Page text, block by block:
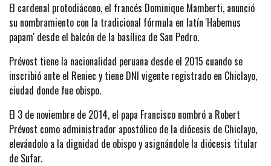
El cardenal protodiácono, el francés Dominique Mamberti, anunció
su nombramiento con la tradicional fórmula en latín 'Habemus
papam' desde el balcón de la basílica de San Pedro.
Prévost tiene la nacionalidad peruana desde el 2015 cuando se
inscribió ante el Reniec y tiene DNI vigente registrado en Chiclayo,
ciudad donde fue obispo.
El 3 de noviembre de 2014, el papa Francisco nombró a Robert
Prévost como administrador apostólico de la diócesis de Chiclayo,
elevándolo a la dignidad de obispo y asignándole la diócesis titular
de Sufar.